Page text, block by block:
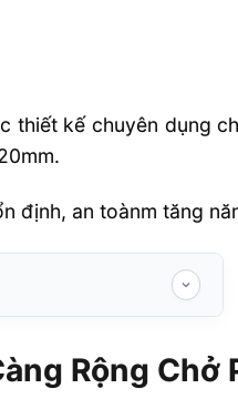
thiết kế chuyên dụng
định, an toànm tăng
là gì và phù hợp với nhu
Rộng